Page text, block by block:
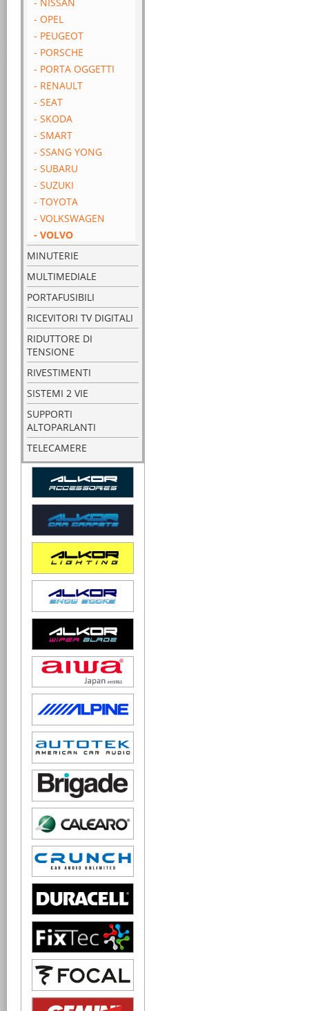
- OPEL
- PEUGEOT
- PORSCHE
- PORTA OGGETTI
- RENAULT
- SEAT
- SKODA
- SMART
- SSANG YONG
- SUBARU
- SUZUKI
- TOYOTA
- VOLKSWAGEN
- VOLVO
MINUTERIE
MULTIMEDIALE
PORTAFUSIBILI
RICEVITORI TV DIGITALI
RIDUTTORE DI
TENSIONE
RIVESTIMENTI
SISTEMI 2 VIE
SUPPORTI
ALTOPARLANTI
TELECAMERE